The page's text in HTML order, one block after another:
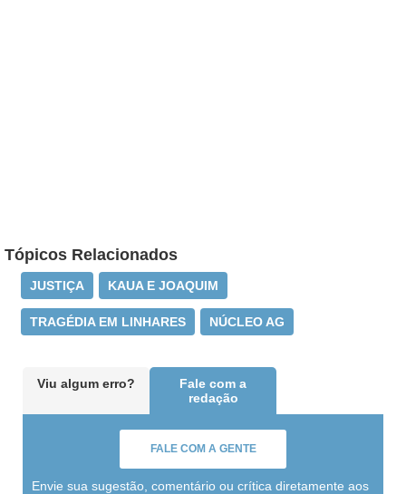
Tópicos Relacionados
JUSTIÇA KAUA E JOAQUIM
TRAGÉDIA EM LINHARES NÚCLEO AG
Viu algum erro?
Fale com a
redação
FALE COM A GENTE
Envie sua sugestão, comentário ou crítica diretamente aos